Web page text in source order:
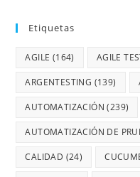
Etiquetas
AGILE (164) AGILE
ARGENTESTING (139)
AUTOMATIZACIÓN (239)
AUTOMATIZACIÓN DE
CALIDAD (24)